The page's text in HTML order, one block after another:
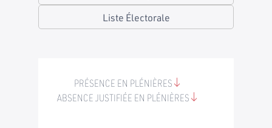
Liste Électorale
PRÉSENCE EN PLÉNIÈRES
ABSENCE JUSTIFIÉE EN PLÉNIÈRES